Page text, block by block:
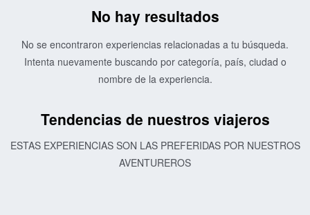
No hay resultados
No se encontraron experiencias relacionadas a tu búsqueda.
Intenta nuevamente buscando por categoría, país, ciudad o
nombre de la experiencia.
Tendencias de nuestros viajeros
ESTAS EXPERIENCIAS SON LAS PREFERIDAS POR NUESTROS
AVENTUREROS